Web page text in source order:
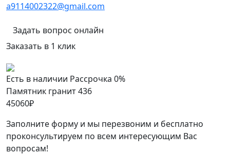
a9114002322@gmail.com
Задать вопрос онлайн
Заказать в 1 клик
Есть в наличии Рассрочка 0%
Памятник гранит 436
45060₽
Заполните форму и мы перезвоним и бесплатно
проконсультируем по всем интересующим Вас
вопросам!